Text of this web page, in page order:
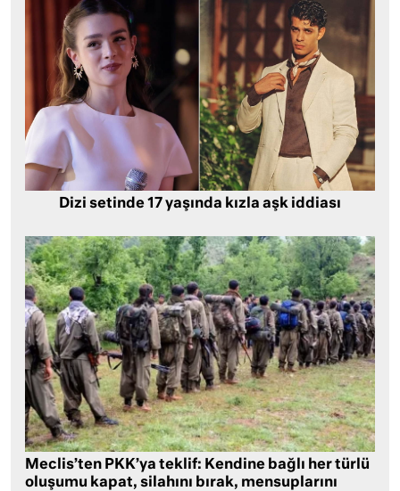
Dizi setinde 17 yaşında kızla aşk iddiası
Meclis’ten PKK’ya teklif: Kendine bağlı her türlü
oluşumu kapat, silahını bırak, mensuplarını